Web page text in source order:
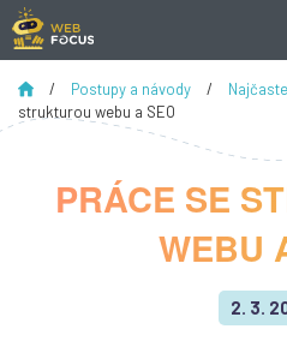
PRÁCE SE
WEBU
/ Postupy a návody /
strukturou webu a SEO
2. 3.